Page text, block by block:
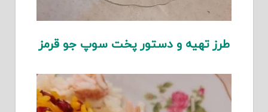
طرز تهیه و دستور پخت سوپ جو قرمز